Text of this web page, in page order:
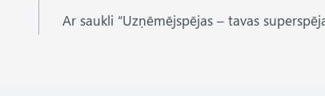
Ar saukli “Uzņēmējspējas – tavas